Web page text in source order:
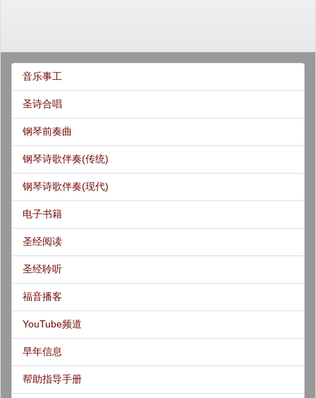
音乐事工
圣诗合唱
钢琴前奏曲
钢琴诗歌伴奏(传统)
钢琴诗歌伴奏(现代)
电子书籍
圣经阅读
圣经聆听
福音播客
YouTube频道
早年信息
帮助指导手册